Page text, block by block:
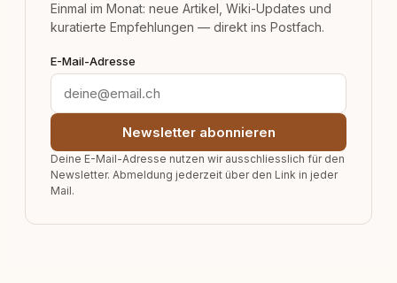
Einmal im Monat: neue Artikel, Wiki-Updates und
kuratierte Empfehlungen — direkt ins Postfach.
E-Mail-Adresse
Newsletter abonnieren
Deine E-Mail-Adresse nutzen wir ausschliesslich für den
Newsletter. Abmeldung jederzeit über den Link in jeder
Mail.